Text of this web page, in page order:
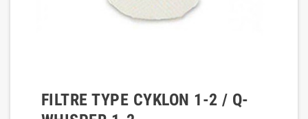
FILTRE TYPE CYKLON 1-2 / Q-